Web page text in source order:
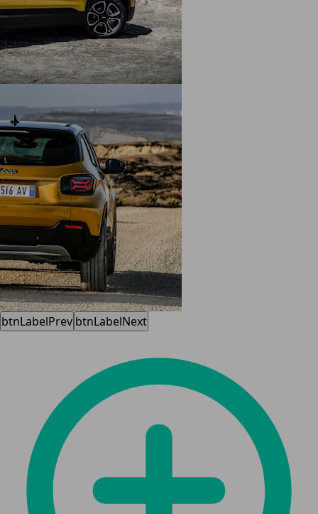
btnLabelPrev btnLabelNext